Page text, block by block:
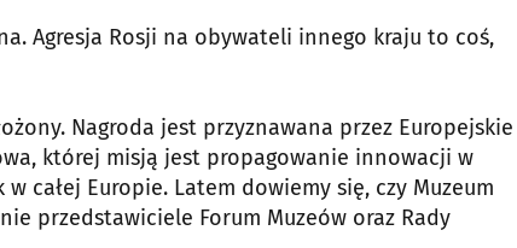
Agresja Rosji na obywateli innego kraju to coś,
Nagroda jest przyznawana przez Europejskie
której misją jest propagowanie innowacji w
całej Europie. Latem dowiemy się, czy Muzeum
przedstawiciele Forum Muzeów oraz Rady